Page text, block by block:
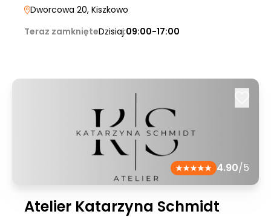
Dworcowa 20, Kiszkowo
Teraz zamknięteDzisiaj:09:00-17:00
4.90/5
Atelier Katarzyna Schmidt